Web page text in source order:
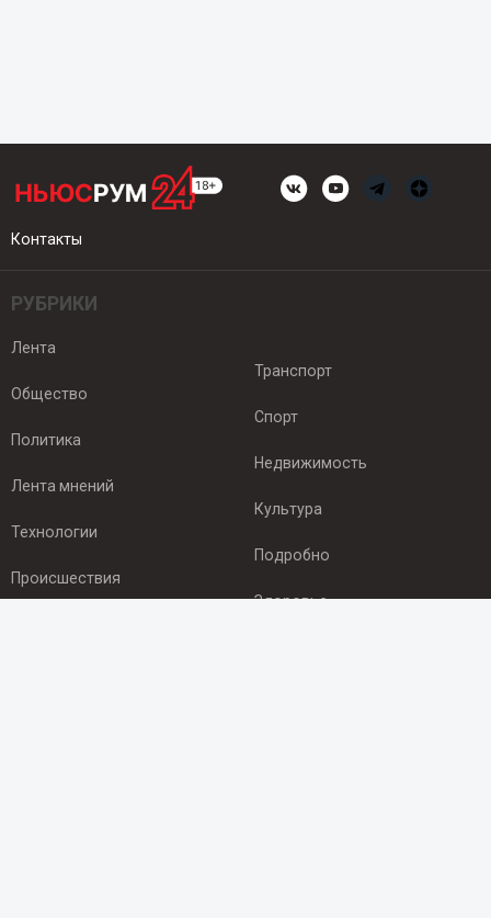
Контакты
РУБРИКИ
Лента
Общество
Политика
Лента мнений
Технологии
Происшествия
Транспорт
Спорт
Недвижимость
Культура
Подробно
Здоровье